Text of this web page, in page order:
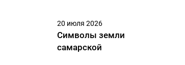
20 июля 2026
Символы земли
самарской